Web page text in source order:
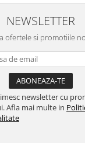
recomand
NEWSLETTER
ofertele si promotiile
newsletter cu
Afla mai multe in